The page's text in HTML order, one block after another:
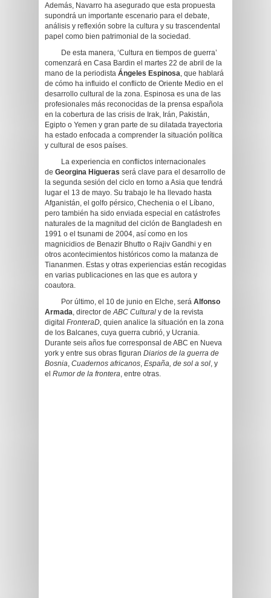
Además, Navarro ha asegurado que esta propuesta
supondrá un importante escenario para el debate,
análisis y reflexión sobre la cultura y su trascendental
papel como bien patrimonial de la sociedad.
De esta manera, ‘Cultura en tiempos de guerra’
comenzará en Casa Bardin el martes 22 de abril de la
mano de la periodista Ángeles Espinosa, que hablará
de cómo ha influido el conflicto de Oriente Medio en el
desarrollo cultural de la zona. Espinosa es una de las
profesionales más reconocidas de la prensa española
en la cobertura de las crisis de Irak, Irán, Pakistán,
Egipto o Yemen y gran parte de su dilatada trayectoria
ha estado enfocada a comprender la situación política
y cultural de esos países.
La experiencia en conflictos internacionales
de Georgina Higueras será clave para el desarrollo de
la segunda sesión del ciclo en torno a Asia que tendrá
lugar el 13 de mayo. Su trabajo le ha llevado hasta
Afganistán, el golfo pérsico, Chechenia o el Líbano,
pero también ha sido enviada especial en catástrofes
naturales de la magnitud del ciclón de Bangladesh en
1991 o el tsunami de 2004, así como en los
magnicidios de Benazir Bhutto o Rajiv Gandhi y en
otros acontecimientos históricos como la matanza de
Tiananmen. Estas y otras experiencias están recogidas
en varias publicaciones en las que es autora y
coautora.
Por último, el 10 de junio en Elche, será Alfonso
Armada, director deABC Cultural y de la revista
digital FronteraD, quien analice la situación en la zona
de los Balcanes, cuya guerra cubrió, y Ucrania.
Durante seis años fue corresponsal de ABC en Nueva
york y entre sus obras figuran Diarios de la guerra de
Bosnia, Cuadernos africanos, España, de sol a sol, y
el Rumor de la frontera, entre otras.